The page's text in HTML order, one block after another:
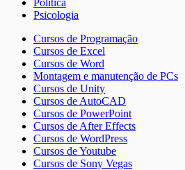
Política
Psicologia
Cursos de Programação
Cursos de Excel
Cursos de Word
Montagem e manutenção de PCs
Cursos de Unity
Cursos de AutoCAD
Cursos de PowerPoint
Cursos de After Effects
Cursos de WordPress
Cursos de Youtube
Cursos de Sony Vegas